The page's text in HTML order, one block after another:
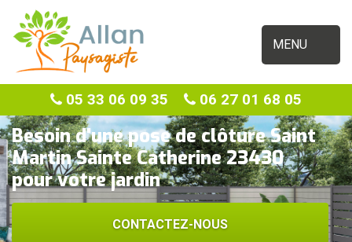
MENU
05 33 06 09 35 06 27 01 68 05
Besoin d'une pose de clôture Saint
Martin Sainte Catherine 23430
pour votre jardin
CONTACTEZ-NOUS